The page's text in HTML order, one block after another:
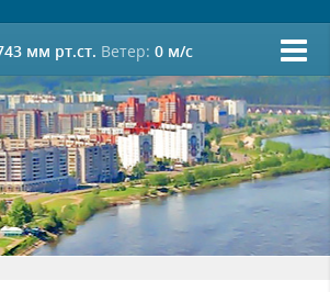
мм рт.ст. Ветер: 0 м/c